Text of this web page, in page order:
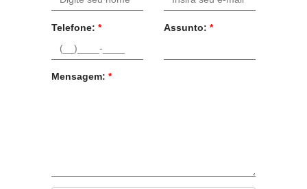
Telefone: * Assunto: *
Mensagem: *